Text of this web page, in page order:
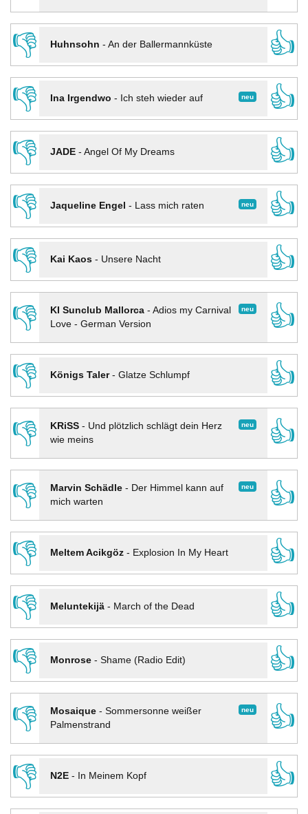
👎
Huhnsohn - An der Ballermannküste
👍
👎
neu
Ina Irgendwo - Ich steh wieder auf
👍
👎
JADE- Angel Of My Dreams
👍
👎
neu
Jaqueline Engel - Lass mich raten
👍
👎
Kai Kaos- Unsere Nacht
👍
👎
neu
KI Sunclub Mallorca- Adios my Carnival
Love - German Version
👍
👎
Königs Taler- Glatze Schlumpf
👍
👎
neu
KRiSS- Und plötzlich schlägt dein Herz
wie meins
👍
👎 neu
Marvin Schädle- Der Himmel kann auf
mich warten
👍
👎
Meltem Acikgöz- Explosion In My Heart
👍
👎
Meluntekijä- March of the Dead
👍
👎
Monrose- Shame (Radio Edit)
👍
👎
neu
Mosaique- Sommersonne weißer
Palmenstrand
👍
👎
N2E- In Meinem Kopf
👍